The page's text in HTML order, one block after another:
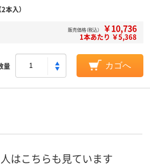
2本入）
販売価格（税込） ￥10,736
1本あたり ￥5,368
量 カゴへ
はこちらも見ています